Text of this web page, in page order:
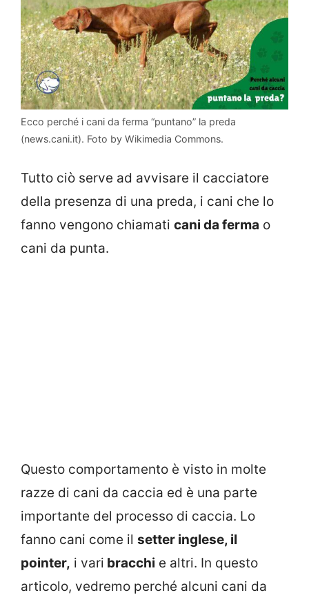
Ecco perché i cani da ferma “puntano” la preda
(news.cani.it). Foto by Wikimedia Commons.
Tutto ciò serve ad avvisare il cacciatore
della presenza di una preda, i cani che lo
fanno vengono chiamati cani da ferma o
cani da punta.
Questo comportamento è visto in molte
razze di cani da caccia ed è una parte
importante del processo di caccia. Lo
fanno cani come il setter inglese, il
pointer, i vari bracchi e altri. In questo
articolo, vedremo perché alcuni cani da